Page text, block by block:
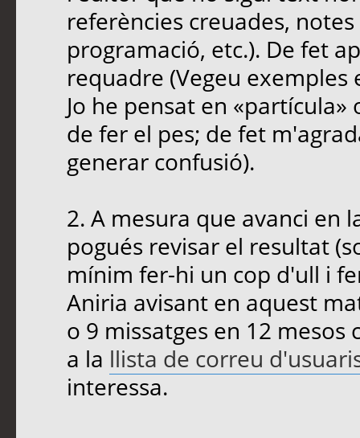
referències creuades,
programació, etc.). De fet
requadre (Vegeu exemples
Jo he pensat en
de fer el pes; de fet
generar confusió).
2. A mesura que avanci en
pogués revisar el resultat
mínim fer-hi un cop d'ull i
Aniria avisant en aquest
o 9 missatges en 12
a la llista de correu
interessa.